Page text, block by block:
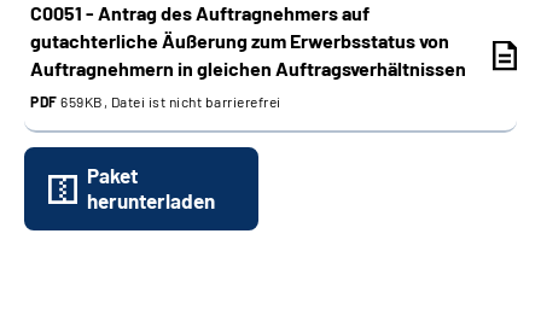
C0051 - Antrag des Auftragnehmers auf
gutachterliche Äußerung zum Erwerbsstatus von
Auftragnehmern in gleichen Auftragsverhältnissen
PDF 659KB, Datei ist nicht barrierefrei
Paket
herunterladen